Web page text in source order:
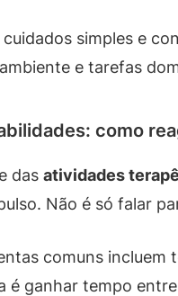
simples e
e tarefas
como
das atividades
Não é só falar
comuns incluem
é ganhar tempo